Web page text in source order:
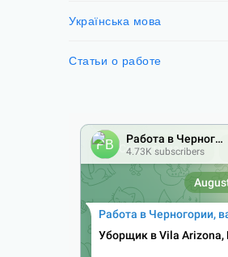
Українська мова
Статьи о работе